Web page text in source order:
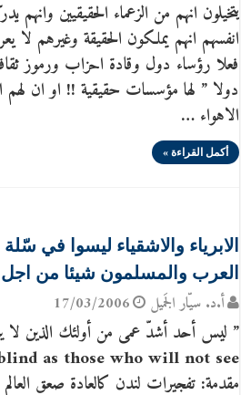
يتخيلون انهم من الزعماء الحقيقيين
انفسهم انهم يملكون الحقيقة وغيرهم لا
فعلا رؤساء دول وقادة احزاب ورموز
دولا ” لها مؤسسات حقيقية !! او ان لهم
الاهواء …
أكمل القراءة »
الابرياء والاشقياء ليسوا في
العرب والمسلمون شيئا من
أ.د. سيّار الجَميل 17/03/2006
مقدمة: تفجيرات لندن كالعادة صعق